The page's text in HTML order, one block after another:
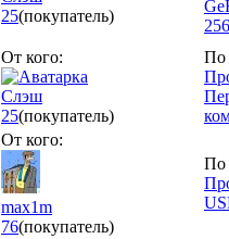
25(покупатель)
От кого:
Слэш
25(покупатель)
По
От кого:
max1m
76(покупатель)
По